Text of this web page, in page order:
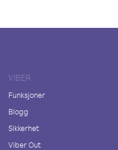
VIBER
Funksjoner
Blogg
Sikkerhet
Viber Out